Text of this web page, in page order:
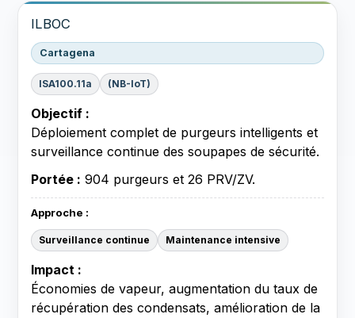
ILBOC
Cartagena
ISA100.11a (NB-IoT)
Objectif :
Déploiement complet de purgeurs intelligents et
surveillance continue des soupapes de sécurité.
Portée : 904 purgeurs et 26 PRV/ZV.
Approche :
Surveillance continue Maintenance intensive
Impact :
Économies de vapeur, augmentation du taux de
récupération des condensats, amélioration de la